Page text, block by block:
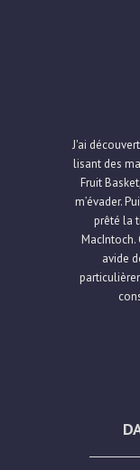
J'ai
lisant des
Fruit
m’évader.
prêté la
MacIntoch.
avide